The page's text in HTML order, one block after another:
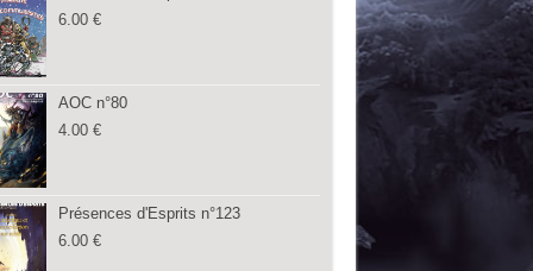
6.00 €
AOC n°80
4.00 €
Présences d'Esprits n°123
6.00 €